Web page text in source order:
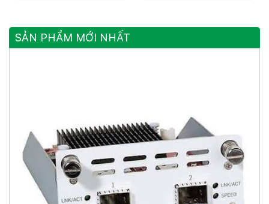
SẢN PHẨM MỚI NHẤT